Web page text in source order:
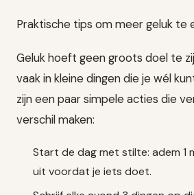
Praktische tips om meer geluk te
Geluk hoeft geen groots doel te
vaak in kleine dingen die je wél
zijn een paar simpele acties die
verschil maken:
Start de dag met stilte: adem 1
uit voordat je iets doet.